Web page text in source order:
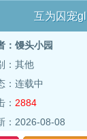
互为囚宠gl
：馒头小园
：其他
：连载中
： 2884
：2026-08-08